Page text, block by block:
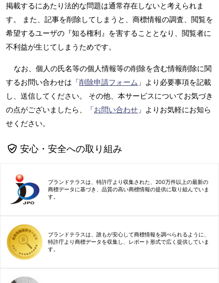
掲載するにあたり法的な問題は通常存在しないと考えられま
す。 また、記事を削除してしまうと、商標情報の調査、閲覧を
希望するユーザの『知る権利』を害することとなり、閲覧者に
不利益が生じてしまうためです。
なお、個人の氏名等の個人情報等の削除を含む情報削除に関
するお問い合わせは「削除申請フォーム 」より必要事項を記載
し、送信してください。 その他、本サービスについてお気づき
の点がございましたら、「お問い合わせ 」よりお気軽にお知ら
せください。
安心・安全への取り組み
ブランドテラスは、特許庁より収集された、200万件以上の最新の
商標データに基づき、品質の高い商標情報の提供に取り組んでいま
す。
ブランドテラスは、誰もが安心して商標情報を調べられるように、
特許庁より商標データを収集し、レポート形式で広く提供していま
す。